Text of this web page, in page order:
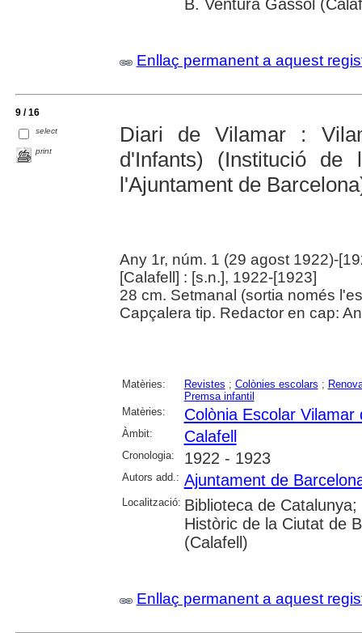
B. Ventura Gassol
Enllaç permanent a aquest
9 / 16
select
print
Diari de Vilamar :
d'Infants) (Institució
l'Ajuntament de
Any 1r, núm. 1 (29 agost 1922)-
[Calafell] : [s.n.], 1922-[1923]
28 cm. Setmanal (sortia només
Capçalera tip. Redactor en cap:
Matèries: Revistes ; Colònies escolars ;
Premsa infantil
Matèries:
Colònia Escolar Vilamar
Àmbit: Calafell
Cronologia: 1922 - 1923
Autors add.: Ajuntament de
Localització: Biblioteca de
Històric de la Ciutat de
(Calafell)
Enllaç permanent a aquest